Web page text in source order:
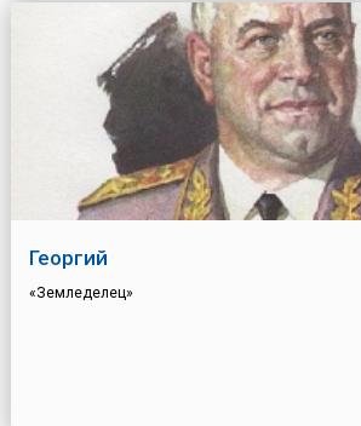
Георгий
«Земледелец»